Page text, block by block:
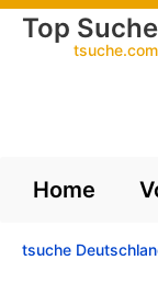
Top Suche
tsuche.com
Home
tsuche